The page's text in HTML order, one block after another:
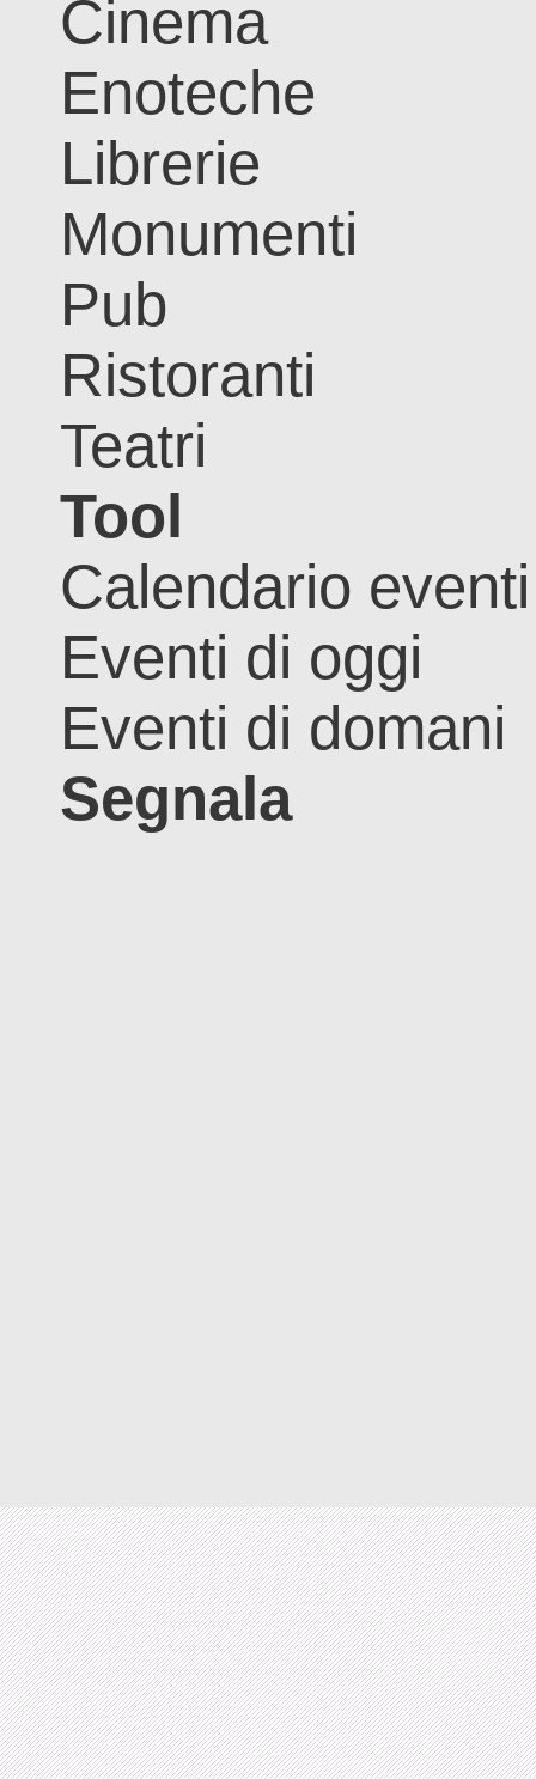
Cinema
Enoteche
Librerie
Monumenti
Pub
Ristoranti
Teatri
Tool
Calendario eventi
Eventi di oggi
Eventi di domani
Segnala